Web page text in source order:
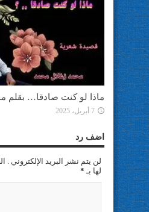
ماذا لو كنت صادقا… بقلم
7 أبريل، 2025
اضف رد
لن يتم نشر البريد الإلكتروني .
لها بـ *